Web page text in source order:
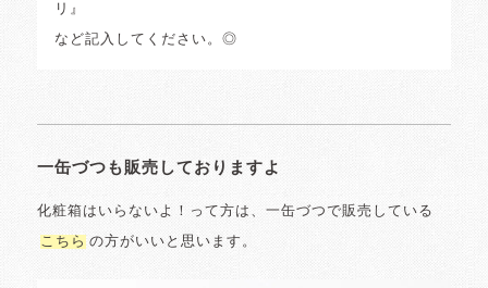
リ』
など記入してください。◎
一缶づつも販売しておりますよ
化粧箱はいらないよ！って方は、一缶づつで販売している
こちら の方がいいと思います。